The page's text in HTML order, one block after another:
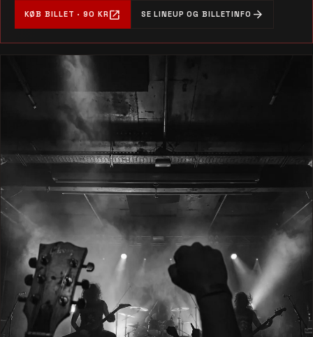
KØB BILLET · 90 KR open_in_new SE LINEUP OG BILLETINFO arrow_forward